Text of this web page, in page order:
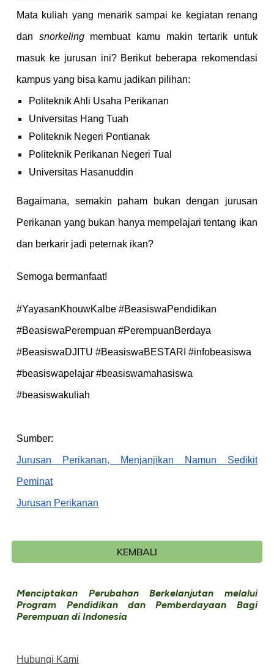
Mata kuliah yang menarik sampai ke kegiatan renang
dan snorkelingmembuat kamu makin tertarik untuk
masuk ke jurusan ini? Berikut beberapa rekomendasi
kampus yang bisa kamu jadikan pilihan:
Politeknik Ahli Usaha Perikanan
Universitas Hang Tuah
Politeknik Negeri Pontianak
Politeknik Perikanan Negeri Tual
Universitas Hasanuddin
Bagaimana, semakin paham bukan dengan jurusan
Perikanan yang bukan hanya mempelajari tentang ikan
dan berkarir jadi peternak ikan?
Semoga bermanfaat!
#YayasanKhouwKalbe #BeasiswaPendidikan
#BeasiswaPerempuan #PerempuanBerdaya
#BeasiswaDJITU #BeasiswaBESTARI#infobeasiswa
#beasiswapelajar #beasiswamahasiswa
#beasiswakuliah
Sumber:
Jurusan Perikanan, Menjanjikan Namun Sedikit
Peminat
Jurusan Perikanan
KEMBALI
Menciptakan Perubahan Berkelanjutan melalui
Program Pendidikan dan Pemberdayaan Bagi
Perempuan di Indonesia
Hubungi Kami